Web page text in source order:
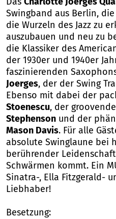
Swingband aus Berlin,
die Wurzeln des Jazz zu
auszubauen und neu zu
die Klassiker des
der 1930er und 1940er
faszinierenden
Joerges, der der Swing
Ebenso mit dabei der
Stoenescu, der
Stephenson und der
Mason Davis. Für alle
absolute Swinglaune bei
berührender
Schwärmen kommt. Ein
Sinatra-, Ella Fitzgerald-
Liebhaber!
Besetzung: